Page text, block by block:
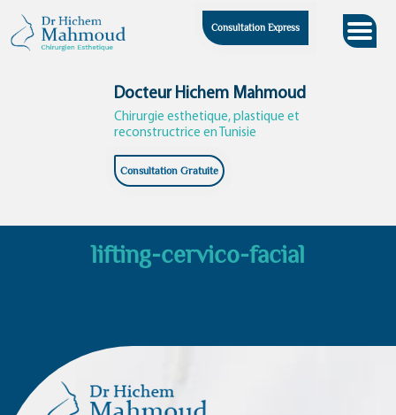
content
Consultation Express
Docteur Hichem Mahmoud
Chirurgie esthetique, plastique et
reconstructrice en Tunisie
Consultation Gratuite
lifting-cervico-facial